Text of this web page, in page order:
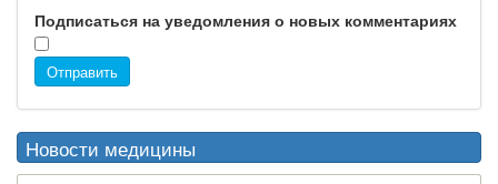
Подписаться на уведомления о новых комментариях
Отправить
Новости медицины